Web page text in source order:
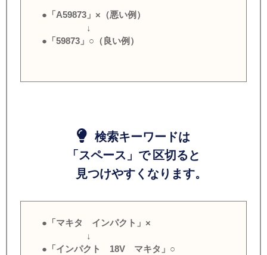
●「A59873」×（悪い例）
↓
●「59873」○（良い例）
検索キーワードは
「スペース」で 区切ると
見つけやすくなります。
●「マキタ インパクト」×
↓
●「インパクト 18V マキタ」○